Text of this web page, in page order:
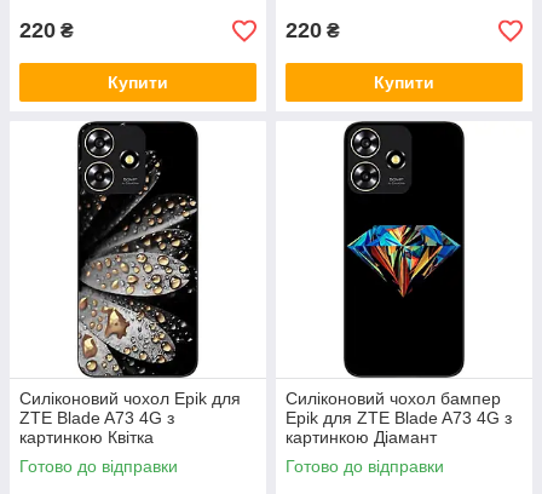
220 ₴
Купити
220 ₴
Купити
Силіконовий чохол Epik для
ZTE Blade A73 4G з
картинкою Квітка
Готово до відправки
Силіконовий чохол бампер
Epik для ZTE Blade A73 4G з
картинкою Діамант
Готово до відправки